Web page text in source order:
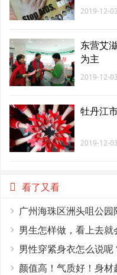
2019-12-
东营艾
为主
2019-12-
牡丹江
2019-12-
看了又看
广州海珠区洲头咀公
男生怎样做，看上去就
男性穿紧身衣怎么说
这4个条件
颜值高！气质好！身